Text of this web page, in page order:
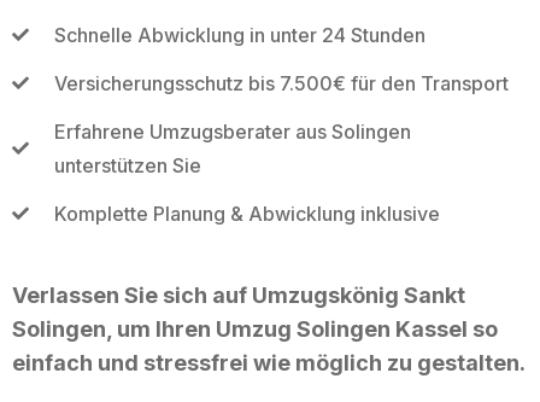
Schnelle Abwicklung in unter 24 Stunden
Versicherungsschutz bis 7.500€ für den Transport
Erfahrene Umzugsberater aus Solingen
unterstützen Sie
Komplette Planung & Abwicklung inklusive
Verlassen Sie sich auf Umzugskönig Sankt
Solingen, um Ihren Umzug Solingen Kassel so
einfach und stressfrei wie möglich zu gestalten.